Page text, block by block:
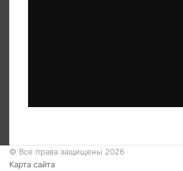
© Все права защищены 2026
Карта сайта